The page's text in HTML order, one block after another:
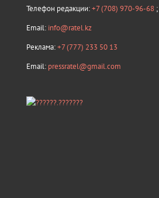
Телефон редакции:+7 (708) 970-96-68 ;
Email: info@ratel.kz
Реклама:+7 (777) 233 50 13
Email: pressratel@gmail.com